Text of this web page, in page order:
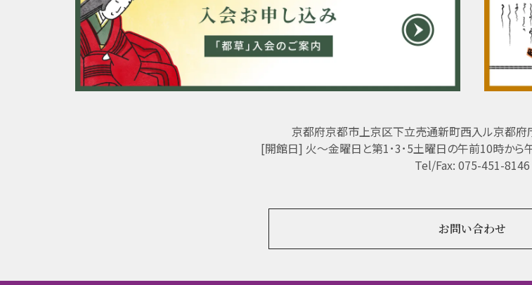
京都府京都市上京区下立売通新町西入ル京都府
[開館日] 火～金曜日と第1･3･5土曜日の午前10時から
Tel/Fax: 075-451-8146
お問い合わせ